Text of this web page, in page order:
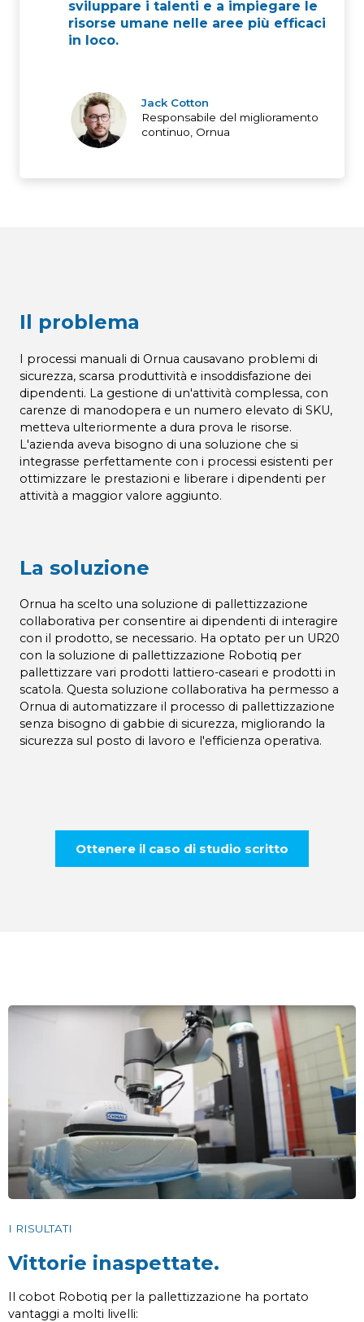
sviluppare i talenti e a impiegare le
risorse umane nelle aree più efficaci
in loco.
Jack Cotton
Responsabile del miglioramento
continuo, Ornua
Il problema
I processi manuali di Ornua causavano problemi di
sicurezza, scarsa produttività e insoddisfazione dei
dipendenti. La gestione di un'attività complessa, con
carenze di manodopera e un numero elevato di SKU,
metteva ulteriormente a dura prova le risorse.
L'azienda aveva bisogno di una soluzione che si
integrasse perfettamente con i processi esistenti per
ottimizzare le prestazioni e liberare i dipendenti per
attività a maggior valore aggiunto.
La soluzione
Ornua ha scelto una soluzione di pallettizzazione
collaborativa per consentire ai dipendenti di interagire
con il prodotto, se necessario. Ha optato per un UR20
con la soluzione di pallettizzazione Robotiq per
pallettizzare vari prodotti lattiero-caseari e prodotti in
scatola. Questa soluzione collaborativa ha permesso a
Ornua di automatizzare il processo di pallettizzazione
senza bisogno di gabbie di sicurezza, migliorando la
sicurezza sul posto di lavoro e l'efficienza operativa.
Ottenere il caso di studio scritto
I RISULTATI
Vittorie inaspettate.
Il cobot Robotiq per la pallettizzazione ha portato
vantaggi a molti livelli: